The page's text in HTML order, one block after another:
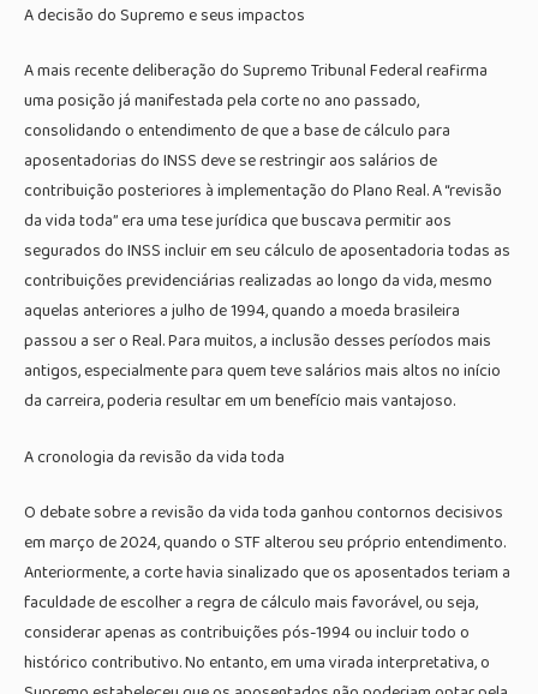
A decisão do Supremo e seus impactos
A mais recente deliberação do Supremo Tribunal Federal reafirma
uma posição já manifestada pela corte no ano passado,
consolidando o entendimento de que a base de cálculo para
aposentadorias do INSS deve se restringir aos salários de
contribuição posteriores à implementação do Plano Real. A “revisão
da vida toda” era uma tese jurídica que buscava permitir aos
segurados do INSS incluir em seu cálculo de aposentadoria todas as
contribuições previdenciárias realizadas ao longo da vida, mesmo
aquelas anteriores a julho de 1994, quando a moeda brasileira
passou a ser o Real. Para muitos, a inclusão desses períodos mais
antigos, especialmente para quem teve salários mais altos no início
da carreira, poderia resultar em um benefício mais vantajoso.
A cronologia da revisão da vida toda
O debate sobre a revisão da vida toda ganhou contornos decisivos
em março de 2024, quando o STF alterou seu próprio entendimento.
Anteriormente, a corte havia sinalizado que os aposentados teriam a
faculdade de escolher a regra de cálculo mais favorável, ou seja,
considerar apenas as contribuições pós-1994 ou incluir todo o
histórico contributivo. No entanto, em uma virada interpretativa, o